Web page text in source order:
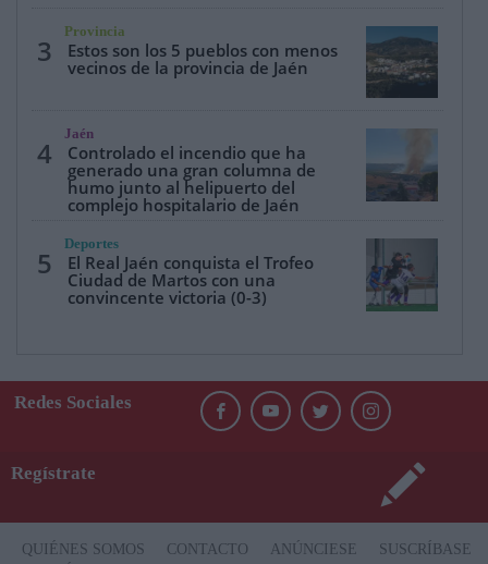
3
Provincia
Estos son los 5 pueblos con menos
vecinos de la provincia de Jaén
4
Jaén
Controlado el incendio que ha
generado una gran columna de
humo junto al helipuerto del
complejo hospitalario de Jaén
5
Deportes
El Real Jaén conquista el Trofeo
Ciudad de Martos con una
convincente victoria (0-3)
Redes Sociales
Regístrate
QUIÉNES SOMOS CONTACTO ANÚNCIESE
SUSCRÍBASE